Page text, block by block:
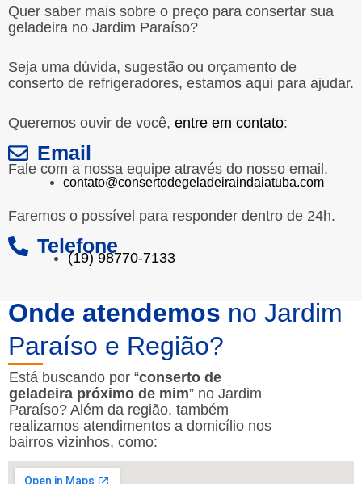
Quer saber mais sobre o preço para consertar sua
geladeira no Jardim Paraíso?
Seja uma dúvida, sugestão ou orçamento de
conserto de refrigeradores, estamos aqui para ajudar.
Queremos ouvir de você, entre em contato:
Email
Fale com a nossa equipe através do nosso email.
contato@consertodegeladeiraindaiatuba.com
Faremos o possível para responder dentro de 24h.
Telefone
(19) 98770-7133
Onde atendemos no Jardim
Paraíso e Região?
Está buscando por “conserto de
geladeira próximo de mim” no Jardim
Paraíso? Além da região, também
realizamos atendimentos a domicílio nos
bairros vizinhos, como: